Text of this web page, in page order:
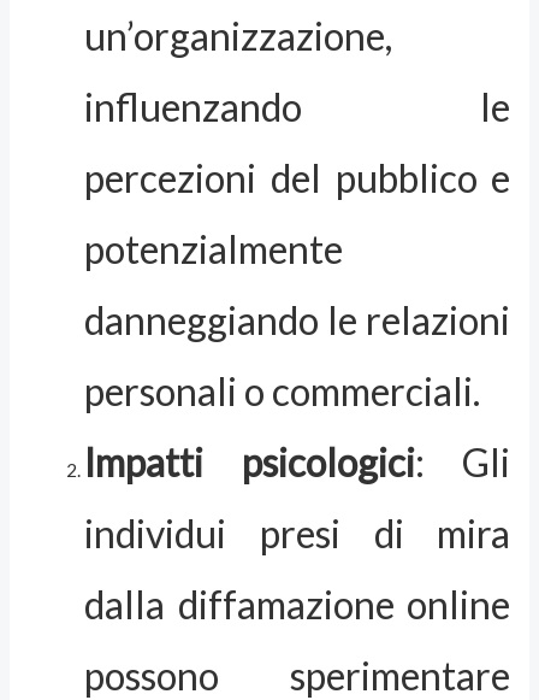
un’organizzazione,
influenzando le
percezioni del pubblico e
potenzialmente
danneggiando le relazioni
personali o commerciali.
Impatti psicologici: Gli
individui presi di mira
dalla diffamazione online
possono sperimentare